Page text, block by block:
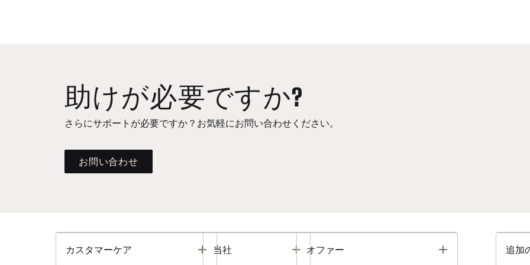
助けが必要ですか?
さらにサポートが必要ですか？お気軽にお問い合わせください。
お問い合わせ
カスタマーケア Toggle
当社 Toggle
オファー Toggle 追加